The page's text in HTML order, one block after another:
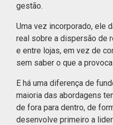
gestão.
Uma vez incorporado, ele
real sobre a dispersão de
e entre lojas, em vez de
sem saber o que a
E há uma diferença de
maioria das abordagens
de fora para dentro, de
desenvolve primeiro a